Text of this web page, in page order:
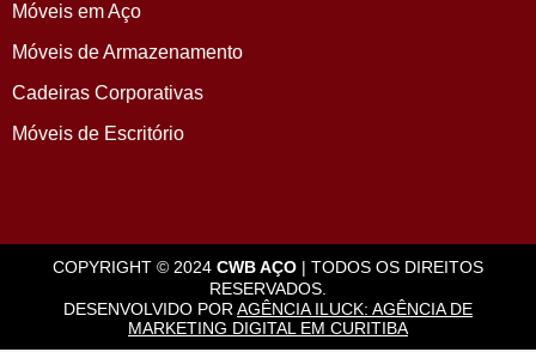
Móveis em Aço
Móveis de Armazenamento
Cadeiras Corporativas
Móveis de Escritório
COPYRIGHT © 2024 CWB AÇO | TODOS OS DIREITOS
RESERVADOS.
DESENVOLVIDO POR AGÊNCIA ILUCK: AGÊNCIA DE
MARKETING DIGITAL EM CURITIBA